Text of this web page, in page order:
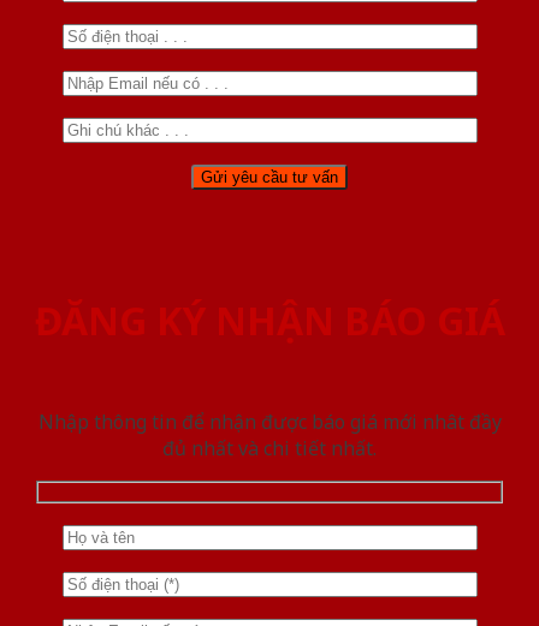
ĐĂNG KÝ NHẬN BÁO GIÁ
Nhập thông tin để nhận được báo giá mới nhât đầy
đủ nhất và chi tiết nhất.